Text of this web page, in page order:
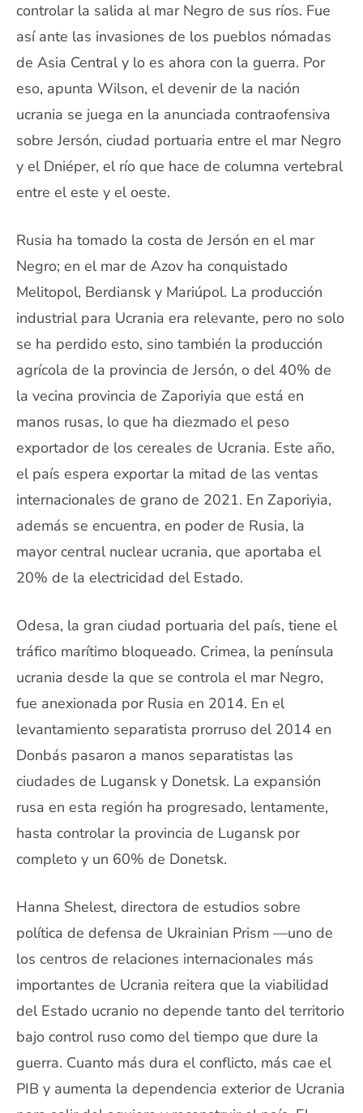
controlar la salida al mar Negro de sus ríos. Fue
así ante las invasiones de los pueblos nómadas
de Asia Central y lo es ahora con la guerra. Por
eso, apunta Wilson, el devenir de la nación
ucrania se juega en la anunciada contraofensiva
sobre Jersón, ciudad portuaria entre el mar Negro
y el Dniéper, el río que hace de columna vertebral
entre el este y el oeste.
Rusia ha tomado la costa de Jersón en el mar
Negro; en el mar de Azov ha conquistado
Melitopol, Berdiansk y Mariúpol. La producción
industrial para Ucrania era relevante, pero no solo
se ha perdido esto, sino también la producción
agrícola de la provincia de Jersón, o del 40% de
la vecina provincia de Zaporiyia que está en
manos rusas, lo que ha diezmado el peso
exportador de los cereales de Ucrania. Este año,
el país espera exportar la mitad de las ventas
internacionales de grano de 2021. En Zaporiyia,
además se encuentra, en poder de Rusia, la
mayor central nuclear ucrania, que aportaba el
20% de la electricidad del Estado.
Odesa, la gran ciudad portuaria del país, tiene el
tráfico marítimo bloqueado. Crimea, la península
ucrania desde la que se controla el mar Negro,
fue anexionada por Rusia en 2014. En el
levantamiento separatista prorruso del 2014 en
Donbás pasaron a manos separatistas las
ciudades de Lugansk y Donetsk. La expansión
rusa en esta región ha progresado, lentamente,
hasta controlar la provincia de Lugansk por
completo y un 60% de Donetsk.
Hanna Shelest, directora de estudios sobre
política de defensa de Ukrainian Prism —uno de
los centros de relaciones internacionales más
importantes de Ucrania reitera que la viabilidad
del Estado ucranio no depende tanto del territorio
bajo control ruso como del tiempo que dure la
guerra. Cuanto más dura el conflicto, más cae el
PIB y aumenta la dependencia exterior de Ucrania